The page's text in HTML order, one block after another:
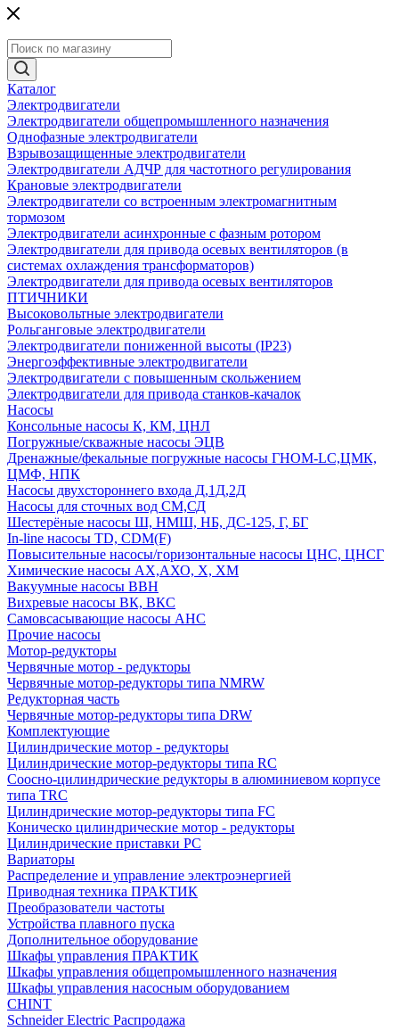
Каталог
Электродвигатели
Электродвигатели общепромышленного назначения
Однофазные электродвигатели
Взрывозащищенные электродвигатели
Электродвигатели АДЧР для частотного регулирования
Крановые электродвигатели
Электродвигатели со встроенным электромагнитным
тормозом
Электродвигатели асинхронные с фазным ротором
Электродвигатели для привода осевых вентиляторов (в
системах охлаждения трансформаторов)
Электродвигатели для привода осевых вентиляторов
ПТИЧНИКИ
Высоковольтные электродвигатели
Рольганговые электродвигатели
Электродвигатели пониженной высоты (IP23)
Энергоэффективные электродвигатели
Электродвигатели с повышенным скольжением
Электродвигатели для привода станков-качалок
Насосы
Консольные насосы К, КМ, ЦНЛ
Погружные/скважные насосы ЭЦВ
Дренажные/фекальные погружные насосы ГНОМ-LC,ЦМК,
ЦМФ, НПК
Насосы двухстороннего входа Д,1Д,2Д
Насосы для сточных вод СМ,СД
Шестерёные насосы Ш, НМШ, НБ, ДС-125, Г, БГ
In-line насосы TD, CDM(F)
Повысительные насосы/горизонтальные насосы ЦНС, ЦНСГ
Химические насосы АХ,АХО, Х, ХМ
Вакуумные насосы ВВН
Вихревые насосы ВК, ВКС
Самовсасывающие насосы АНС
Прочие насосы
Мотор-редукторы
Червячные мотор - редукторы
Червячные мотор-редукторы типа NMRW
Редукторная часть
Червячные мотор-редукторы типа DRW
Комплектующие
Цилиндрические мотор - редукторы
Цилиндрические мотор-редукторы типа RC
Соосно-цилиндрические редукторы в алюминиевом корпусе
типа TRC
Цилиндрические мотор-редукторы типа FC
Коническо цилиндрические мотор - редукторы
Цилиндрические приставки PC
Вариаторы
Распределение и управление электроэнергией
Приводная техника ПРАКТИК
Преобразователи частоты
Устройства плавного пуска
Дополнительное оборудование
Шкафы управления ПРАКТИК
Шкафы управления общепромышленного назначения
Шкафы управления насосным оборудованием
CHINT
Schneider Electric Распродажа